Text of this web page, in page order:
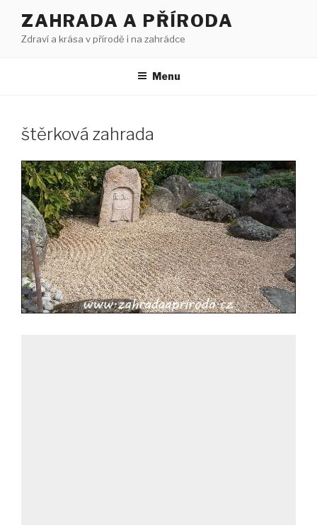
obsahu
ZAHRADA A PŘÍRODA
Zdraví a krása v přírodě i na zahrádce
Menu
štěrková zahrada